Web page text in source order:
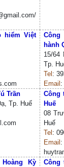
hiểm Việt
hành
15/64
Tp.
Tel :
Email :
Trần
Tp. Huế
Công
Huế
08
Huế
Tel :
Email :
Kỳ
Công